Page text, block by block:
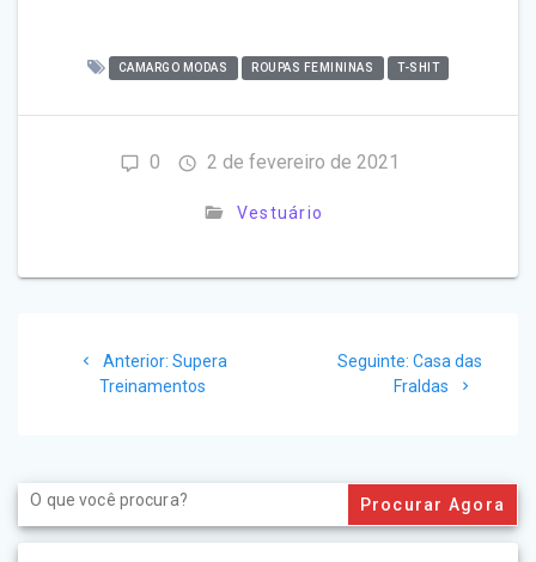
CAMARGO MODAS ROUPAS FEMININAS T-SHIT
0 2 de fevereiro de 2021
Vestuário
Anterior: Post
anterior:
Supera
Treinamentos
Seguinte: Post
seguinte:
Casa das
Fraldas
Search
for: